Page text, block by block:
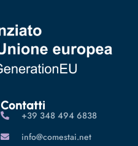
Contatti
‪+39 348 494 6838
info@comestai.net